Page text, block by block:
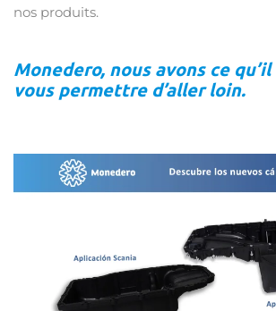
nos produits.
Monedero, nous avons ce
vous permettre d’aller loin.